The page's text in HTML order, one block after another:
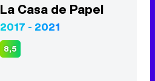
La Casa de Papel
2017 - 2021
8,5